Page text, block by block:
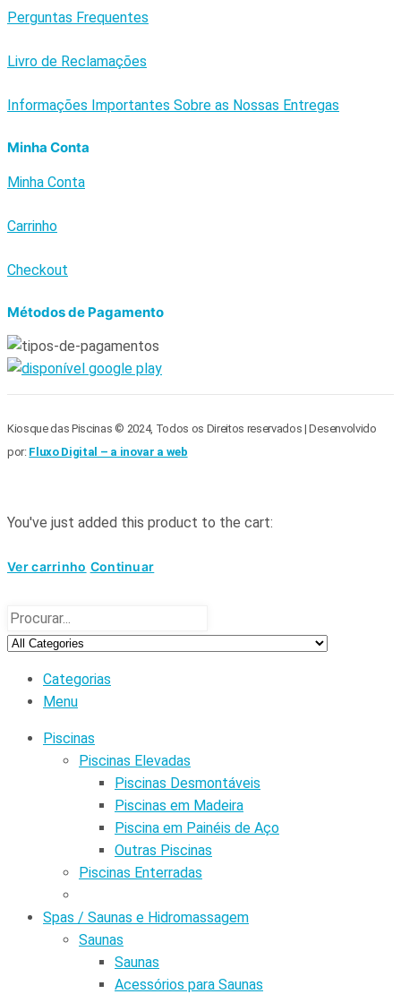
Perguntas Frequentes
Livro de Reclamações
Informações Importantes Sobre as Nossas Entregas
Minha Conta
Minha Conta
Carrinho
Checkout
Métodos de Pagamento
Kiosque das Piscinas © 2024, Todos os Direitos reservados | Desenvolvido
por: Fluxo Digital – a inovar a web
You've just added this product to the cart:
Ver carrinho Continuar
Categorias
Menu
Piscinas
Piscinas Elevadas
Piscinas Desmontáveis
Piscinas em Madeira
Piscina em Painéis de Aço
Outras Piscinas
Piscinas Enterradas
Spas / Saunas e Hidromassagem
Saunas
Saunas
Acessórios para Saunas